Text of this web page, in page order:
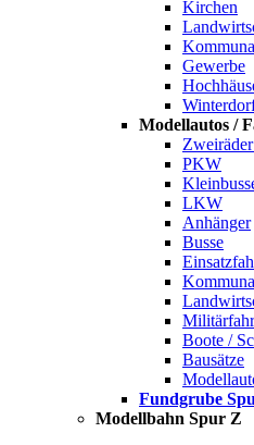
Kirchen
Gewerbe
Modellautos /
PKW
LKW
Anhänger
Busse
Boote /
Bausätze
Fundgrube
Modellbahn Spur Z